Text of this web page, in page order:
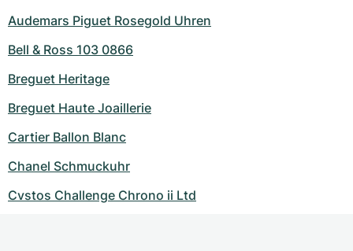
Audemars Piguet Rosegold Uhren
Bell & Ross 103 0866
Breguet Heritage
Breguet Haute Joaillerie
Cartier Ballon Blanc
Chanel Schmuckuhr
Cvstos Challenge Chrono ii Ltd